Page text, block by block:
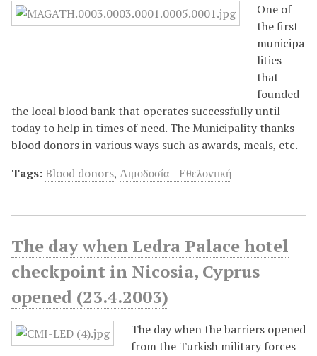
One of
the first
municipa
lities
that
founded
the local blood bank that operates successfully until
today to help in times of need. The Municipality thanks
blood donors in various ways such as awards, meals, etc.
Tags: Blood donors, Αιμοδοσία--Εθελοντική
The day when Ledra Palace hotel
checkpoint in Nicosia, Cyprus
opened (23.4.2003)
The day when the barriers opened
from the Turkish military forces